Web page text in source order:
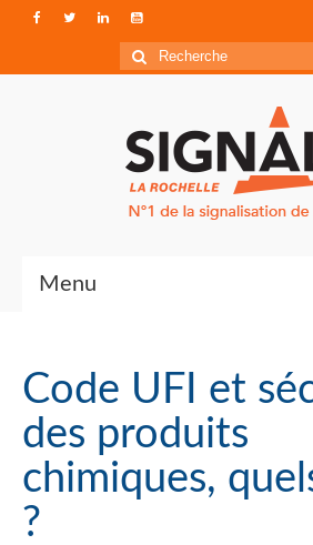
Rechercher
:
Menu
Qui sommes-nous ?
Accéder à Signals
Code UFI et
des produits
chimiques,
?